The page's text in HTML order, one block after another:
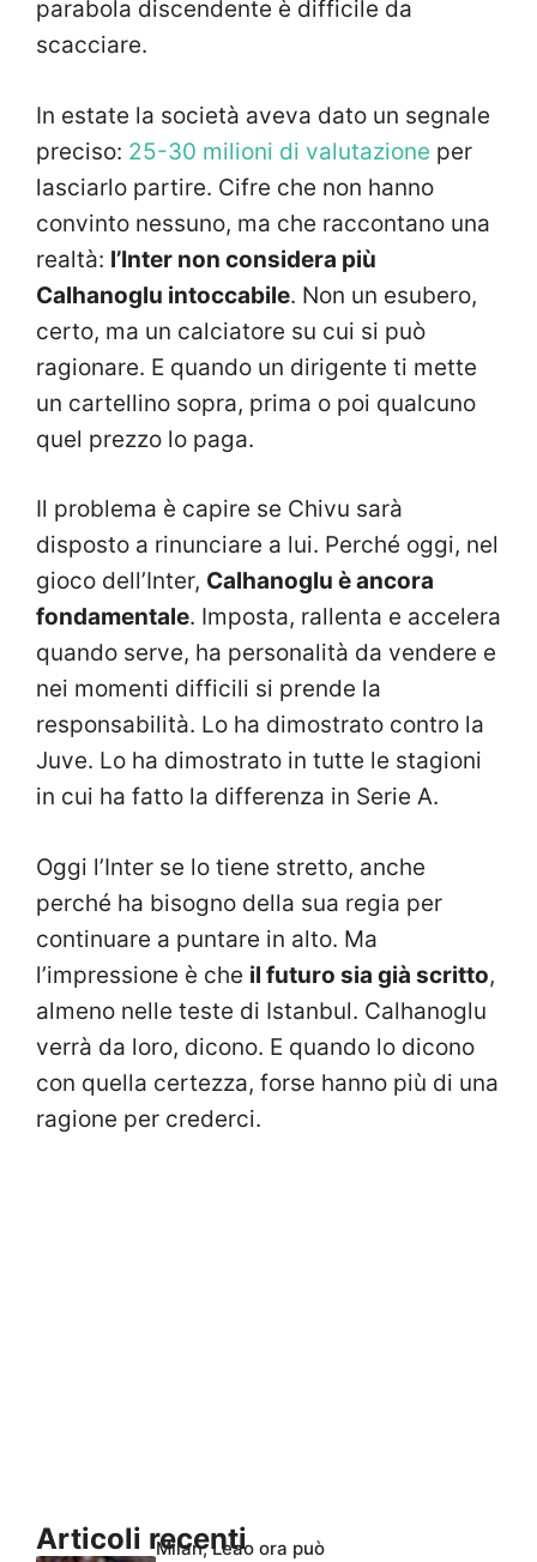
parabola discendente è difficile da
scacciare.
In estate la società aveva dato un segnale
preciso: 25-30 milioni di valutazione per
lasciarlo partire. Cifre che non hanno
convinto nessuno, ma che raccontano una
realtà: l’Inter non considera più
Calhanoglu intoccabile. Non un esubero,
certo, ma un calciatore su cui si può
ragionare. E quando un dirigente ti mette
un cartellino sopra, prima o poi qualcuno
quel prezzo lo paga.
Il problema è capire se Chivu sarà
disposto a rinunciare a lui. Perché oggi, nel
gioco dell’Inter, Calhanoglu è ancora
fondamentale. Imposta, rallenta e accelera
quando serve, ha personalità da vendere e
nei momenti difficili si prende la
responsabilità. Lo ha dimostrato contro la
Juve. Lo ha dimostrato in tutte le stagioni
in cui ha fatto la differenza in Serie A.
Oggi l’Inter se lo tiene stretto, anche
perché ha bisogno della sua regia per
continuare a puntare in alto. Ma
l’impressione è che il futuro sia già scritto,
almeno nelle teste di Istanbul. Calhanoglu
verrà da loro, dicono. E quando lo dicono
con quella certezza, forse hanno più di una
ragione per crederci.
Articoli recenti
Milan, Leao ora può